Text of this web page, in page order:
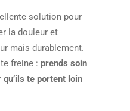
solution pour
la douleur et
mais durablement.
te freine :prends soin
qu’ils te portent loin